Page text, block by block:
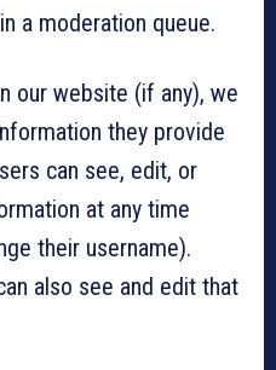
a moderation queue.
our website (if any), we
they provide
can see, edit, or
at any time
their username).
also see and edit that